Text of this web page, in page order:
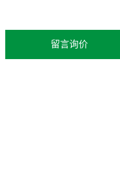
留言询价